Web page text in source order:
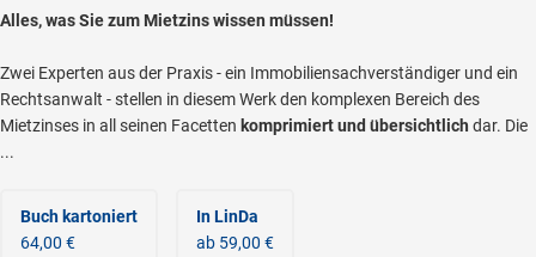
Alles, was Sie zum Mietzins wissen müssen!
Zwei Experten aus der Praxis - ein Immobiliensachverständiger und ein
Rechtsanwalt - stellen in diesem Werk den komplexen Bereich des
Mietzinses in all seinen Facetten komprimiert und übersichtlich dar. Die
...
Buch kartoniert
64,00 €
In LinDa
ab 59,00 €